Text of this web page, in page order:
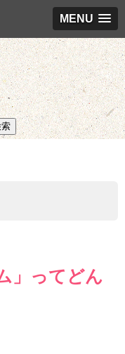
MENU
」ってどん